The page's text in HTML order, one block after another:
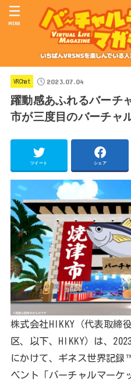
MENU
VRChat 2023.07.04
躍動感あふれるバーチ
市が三度目のバーチャ
ツイート シェア
株式会社HIKKY（代表取締
区、以下、HIKKY）は、
にかけて、ギネス世界記録
ベント「バーチャルマーケ